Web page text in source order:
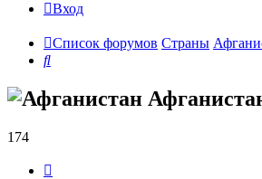
Вход
Список форумов Страны
Поиск
174